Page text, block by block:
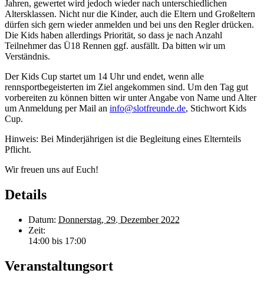
Jahren, gewertet wird jedoch wieder nach unterschiedlichen
Altersklassen. Nicht nur die Kinder, auch die Eltern und Großeltern
dürfen sich gern wieder anmelden und bei uns den Regler drücken.
Die Kids haben allerdings Priorität, so dass je nach Anzahl
Teilnehmer das Ü18 Rennen ggf. ausfällt. Da bitten wir um
Verständnis.
Der Kids Cup startet um 14 Uhr und endet, wenn alle
rennsportbegeisterten im Ziel angekommen sind. Um den Tag gut
vorbereiten zu können bitten wir unter Angabe von Name und Alter
um Anmeldung per Mail an info@slotfreunde.de, Stichwort Kids
Cup.
Hinweis: Bei Minderjährigen ist die Begleitung eines Elternteils
Pflicht.
Wir freuen uns auf Euch!
Details
Datum: Donnerstag, 29. Dezember 2022
Zeit:
14:00 bis 17:00
Veranstaltungsort